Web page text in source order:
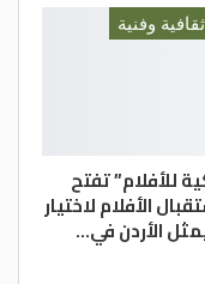
وفنية
للأفلام” تفتح
الأفلام لاختيار
الأردن في…